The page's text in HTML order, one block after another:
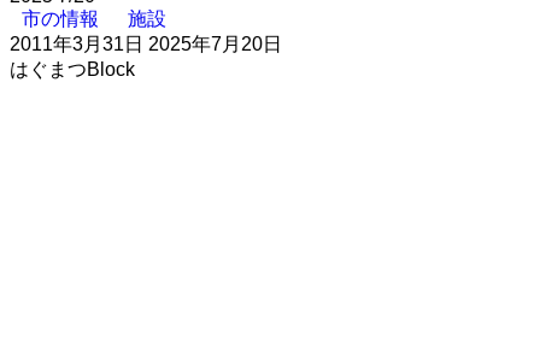
市の情報
施設
2011年3月31日 2025年7月20日
はぐまつBlock